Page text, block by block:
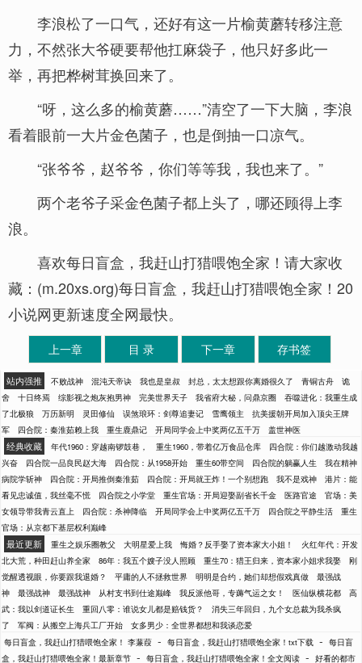
李浪松了一口气，还好有这一片榆黄蘑转移注意
力，不然张大爷硬要帮他扛麻袋子，他只好多此一
举，再把桦树茸换回来了。
“呀，这么多的榆黄蘑……”清空了一下大脑，李浪
看着眼前一大片金色菌子，也是倒抽一口凉气。
“张爷爷，赵爷爷，你们等等我，我也来了。”
两个老爷子采金色菌子都上头了，哪还顾得上李
浪。
喜欢每日盲盒，我赶山打猎喂饱全家！请大家收
藏：(m.20xs.org)每日盲盒，我赶山打猎喂饱全家！20
小说网更新速度全网最快。
上一章 目 录 下一章 存书签
站内强推 不败战神 混沌天帝诀 我也是皇叔 封总，太太想跟你离婚很久了 青铜古舟
诡
舍
十日终焉 综影视之炮灰抱男神 完美世界天子 我省府大秘，问鼎京圈
吞噬进化：我重生成
了北极狼
万历新明 灵田修仙 误煞琅环：剑尊追妻记 雪鹰领主
抗美援朝开局加入顶尖王牌
军
四合院：秦淮茹赖上我 重生鹿鼎记 开局同学会上中奖两亿五千万 盖世神医
经典收藏 年代1960：穿越南锣鼓巷， 重生1960，带着亿万食品仓库
四合院：你们越激动我越
兴奋
四合院一品良民赵大海 四合院：从1958开始 重生60带空间 四合院的躺赢人生
我在精神
病院学斩神
四合院：开局推倒秦淮茹 四合院：开局就王炸！一个别想跑 我不是戏神
港片：能
看见忠诚值，我丝毫不慌
四合院之小学堂 重生官场：开局迎娶副省长千金 医路官途
官场：美
女领导带我青云直上
四合院：杀神降临 开局同学会上中奖两亿五千万 四合院之平静生活
重生
官场：从京都下基层权利巅峰
最近更新 重生之娱乐圈教父 大明星爱上我 悔婚？反手娶了资本家大小姐！
火红年代：开发
北大荒，种田赶山养全家
86年：我五个嫂子没人照顾 重生70：猎王归来，资本家小姐求我娶
刚
觉醒透视眼，你要跟我退婚？
平庸的人不拯救世界 明明是合约，她们却想假戏真做
最强战
神
最强战神 最强战神 从村支书到仕途巅峰 我反派他哥，专薅气运之女！ 医仙纵横花都
高
武：我以剑道证长生
重回八零：谁说女儿都是赔钱货？
消失三年回归，九个女总裁为我杀疯
了
军阀：从搬空上海兵工厂开始
女多男少：全世界都想和我谈恋爱
每日盲盒，我赶山打猎喂饱全家！ 李蒹葭 - 每日盲盒，我赶山打猎喂饱全家！txt下载 - 每日盲
盒，我赶山打猎喂饱全家！最新章节 - 每日盲盒，我赶山打猎喂饱全家！全文阅读 - 好看的都市